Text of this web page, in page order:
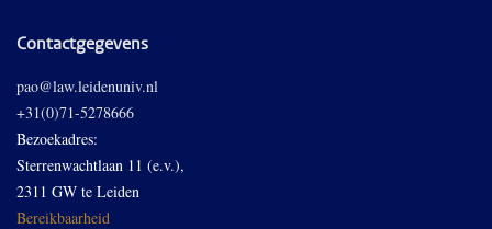
Contactgegevens
pao@law.leidenuniv.nl
+31(0)71-5278666
Bezoekadres:
Sterrenwachtlaan 11 (e.v.),
2311 GW te Leiden
Bereikbaarheid